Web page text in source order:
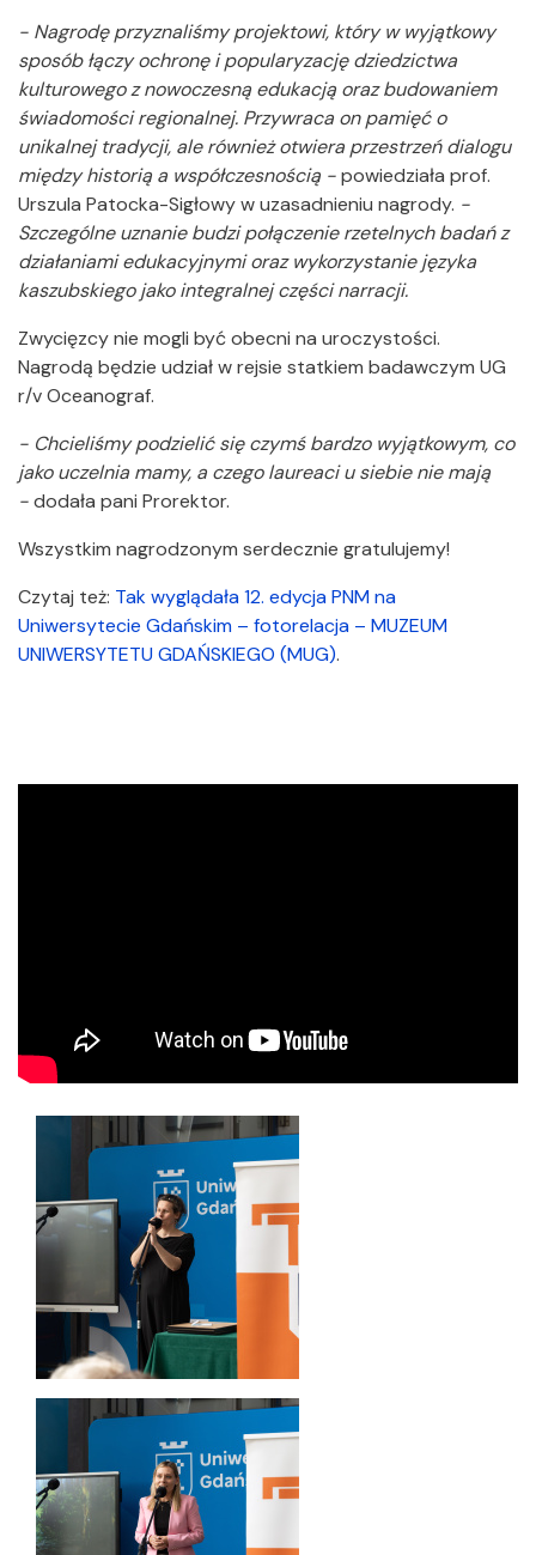
- Nagrodę przyznaliśmy projektowi, który w wyjątkowy
sposób łączy ochronę i popularyzację dziedzictwa
kulturowego z nowoczesną edukacją oraz budowaniem
świadomości regionalnej. Przywraca on pamięć o
unikalnej tradycji, ale również otwiera przestrzeń dialogu
między historią a współczesnością -powiedziała prof.
Urszula Patocka-Sigłowy w uzasadnieniu nagrody. -
Szczególne uznanie budzi połączenie rzetelnych badań z
działaniami edukacyjnymi oraz wykorzystanie języka
kaszubskiego jako integralnej części narracji.
Zwycięzcy nie mogli być obecni na uroczystości.
Nagrodą będzie udział w rejsie statkiem badawczym UG
r/v Oceanograf.
- Chcieliśmy podzielić się czymś bardzo wyjątkowym, co
jako uczelnia mamy, a czego laureaci u siebie nie mają
-dodała pani Prorektor.
Wszystkim nagrodzonym serdecznie gratulujemy!
Czytaj też: Tak wyglądała 12. edycja PNM na
Uniwersytecie Gdańskim – fotorelacja – MUZEUM
UNIWERSYTETU GDAŃSKIEGO (MUG).